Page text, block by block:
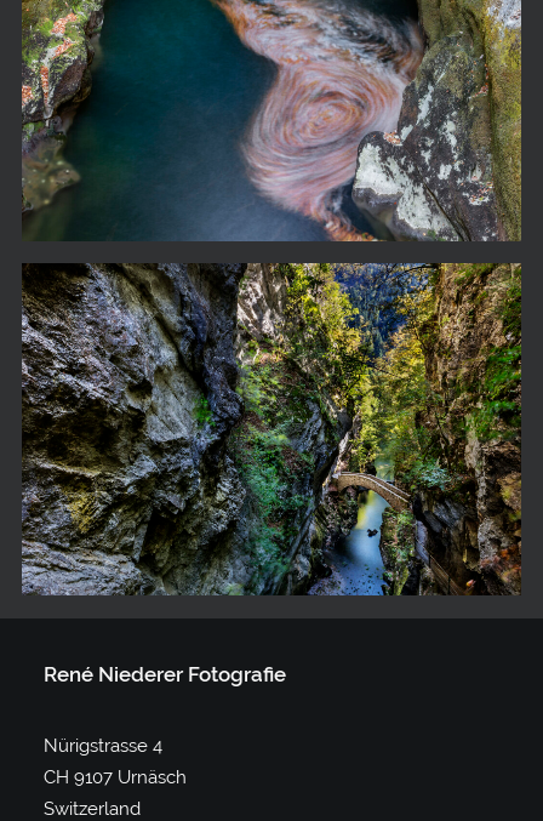
Gorge de l'areuse 16-10-10-1868
Gorge de l'areuse 16-10-10-1776
René Niederer Fotografie
Nürigstrasse 4
CH 9107 Urnäsch
Switzerland